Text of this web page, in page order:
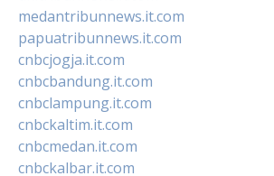
medantribunnews.it.com
papuatribunnews.it.com
cnbcjogja.it.com
cnbcbandung.it.com
cnbclampung.it.com
cnbckaltim.it.com
cnbcmedan.it.com
cnbckalbar.it.com